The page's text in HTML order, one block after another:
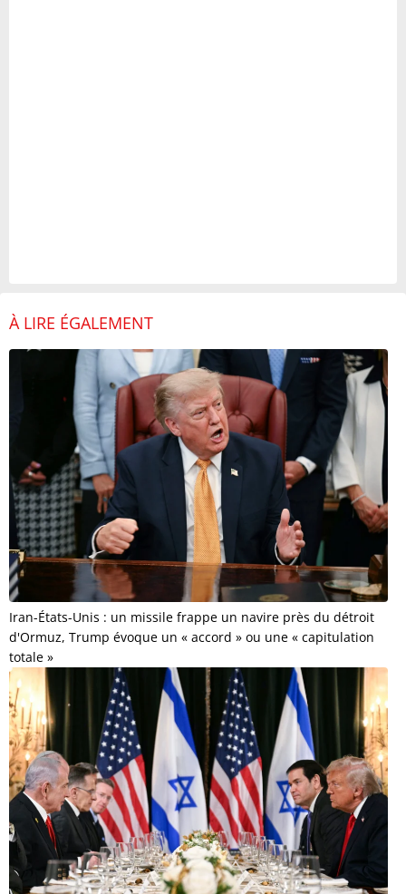
À LIRE ÉGALEMENT
Iran-États-Unis : un missile frappe un navire près du détroit
d'Ormuz, Trump évoque un « accord » ou une « capitulation
totale »